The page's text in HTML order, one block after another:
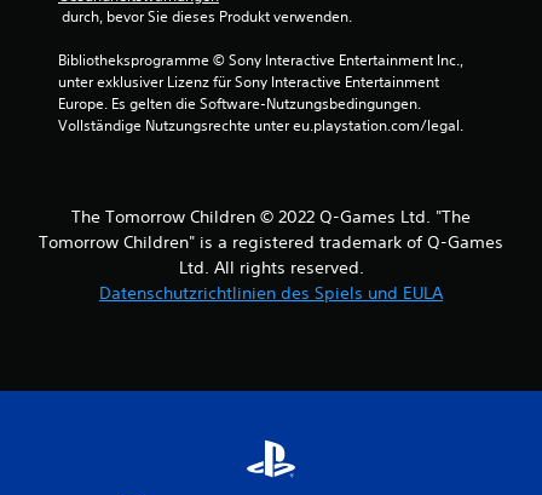
durch, bevor Sie dieses Produkt verwenden.
Bibliotheksprogramme © Sony Interactive Entertainment Inc.,
unter exklusiver Lizenz für Sony Interactive Entertainment
Europe. Es gelten die Software-Nutzungsbedingungen.
Vollständige Nutzungsrechte unter eu.playstation.com/legal.
The Tomorrow Children © 2022 Q-Games Ltd. "The
Tomorrow Children" is a registered trademark of Q-Games
Ltd. All rights reserved.
Datenschutzrichtlinien des Spiels und EULA